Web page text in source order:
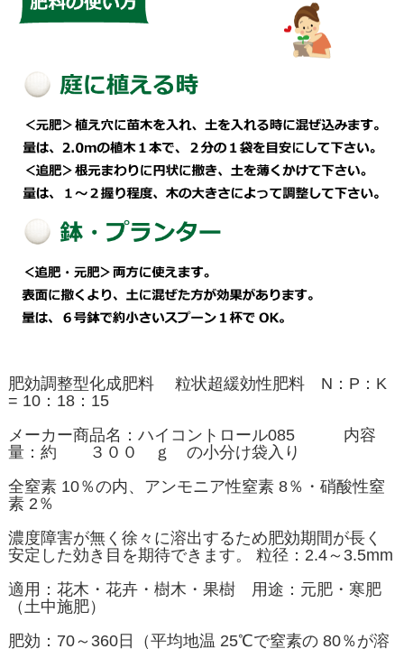
肥効調整型化成肥料 粒状超緩効性肥料 N：P：K
= 10：18：15
メーカー商品名：ハイコントロール085 内容
量：約 ３００ ｇ の小分け袋入り
全窒素 10％の内、アンモニア性窒素 8％・硝酸性窒
素 2％
濃度障害が無く徐々に溶出するため肥効期間が長く
安定した効き目を期待できます。 粒径：2.4～3.5mm
適用：花木・花卉・樹木・果樹 用途：元肥・寒肥
（土中施肥）
肥効：70～360日（平均地温 25℃で窒素の 80％が溶